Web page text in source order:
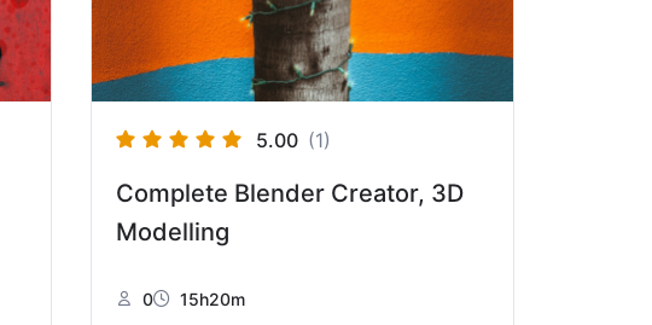
5.00 (1)
Complete Blender Creator, 3D
Modelling
0 15h20m